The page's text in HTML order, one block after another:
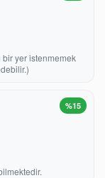
bir yer istenmemek
%15